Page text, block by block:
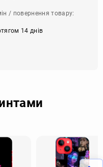
/ повернення товару:
14 днів